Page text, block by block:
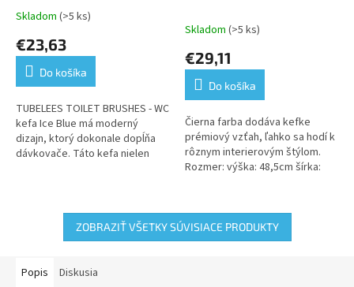
blue
Priemerné
produktu
5,0
5
hviezdičiek.
Skladom (>5 ks)
€23,63
Do košíka
TUBELEES TOILET BRUSHES - WC
kefa Ice Blue má moderný
dizajn, ktorý dokonale dopĺňa
dávkovače. Táto kefa nielen
Skladom (>5 ks)
€29,11
Do košíka
Čierna farba dodáva kefke
prémiový vzťah, ľahko sa hodí k
rôznym interierovým štýlom.
Rozmer: výška: 48,5cm šírka:
ZOBRAZIŤ VŠETKY SÚVISIACE PRODUKTY
Popis Diskusia